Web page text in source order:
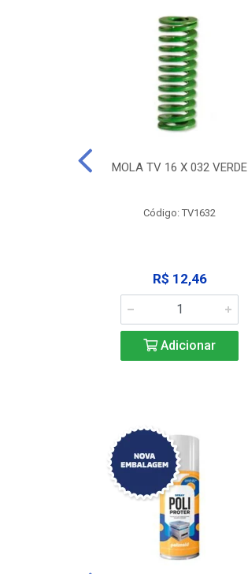
MOLA TV 16 X 032 VERDE
Código: TV1632
R$ 12,46
Adicionar